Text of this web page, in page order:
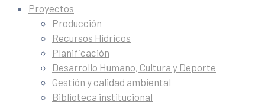
Proyectos
Producción
Recursos Hídricos
Planificación
Desarrollo Humano, Cultura y Deporte
Gestión y calidad ambiental
Biblioteca institucional